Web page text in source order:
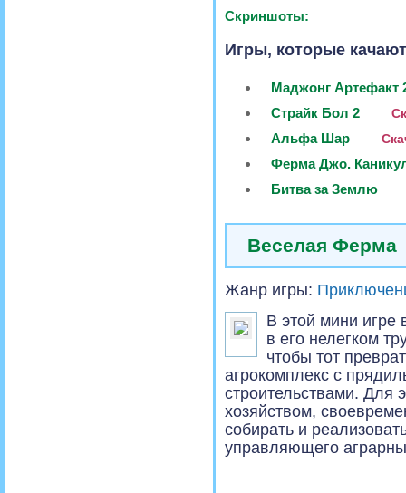
Скриншоты:
Игры, которые
Маджонг Артефакт
Страйк Бол 2
Альфа Шар
Ферма Джо.
Битва за Землю
Веселая Ферма
Жанр игры:
В этой мини игре
в его нелегком
чтобы тот
агрокомплекс с
строительствами. Для
хозяйством,
собирать и
управляющего